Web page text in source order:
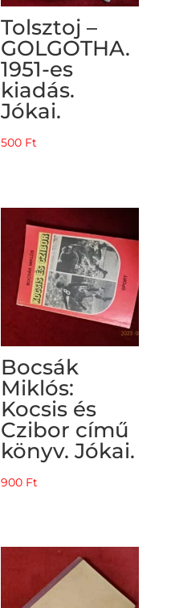
Tolsztoj –
GOLGOTHA.
1951-es
kiadás.
Jókai.
500 Ft
Bocsák
Miklós:
Kocsis és
Czibor című
könyv. Jókai.
900 Ft